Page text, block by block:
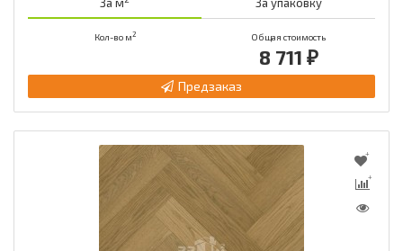
Кол-во м2 Общая стоимость
8 711 ₽
Предзаказ